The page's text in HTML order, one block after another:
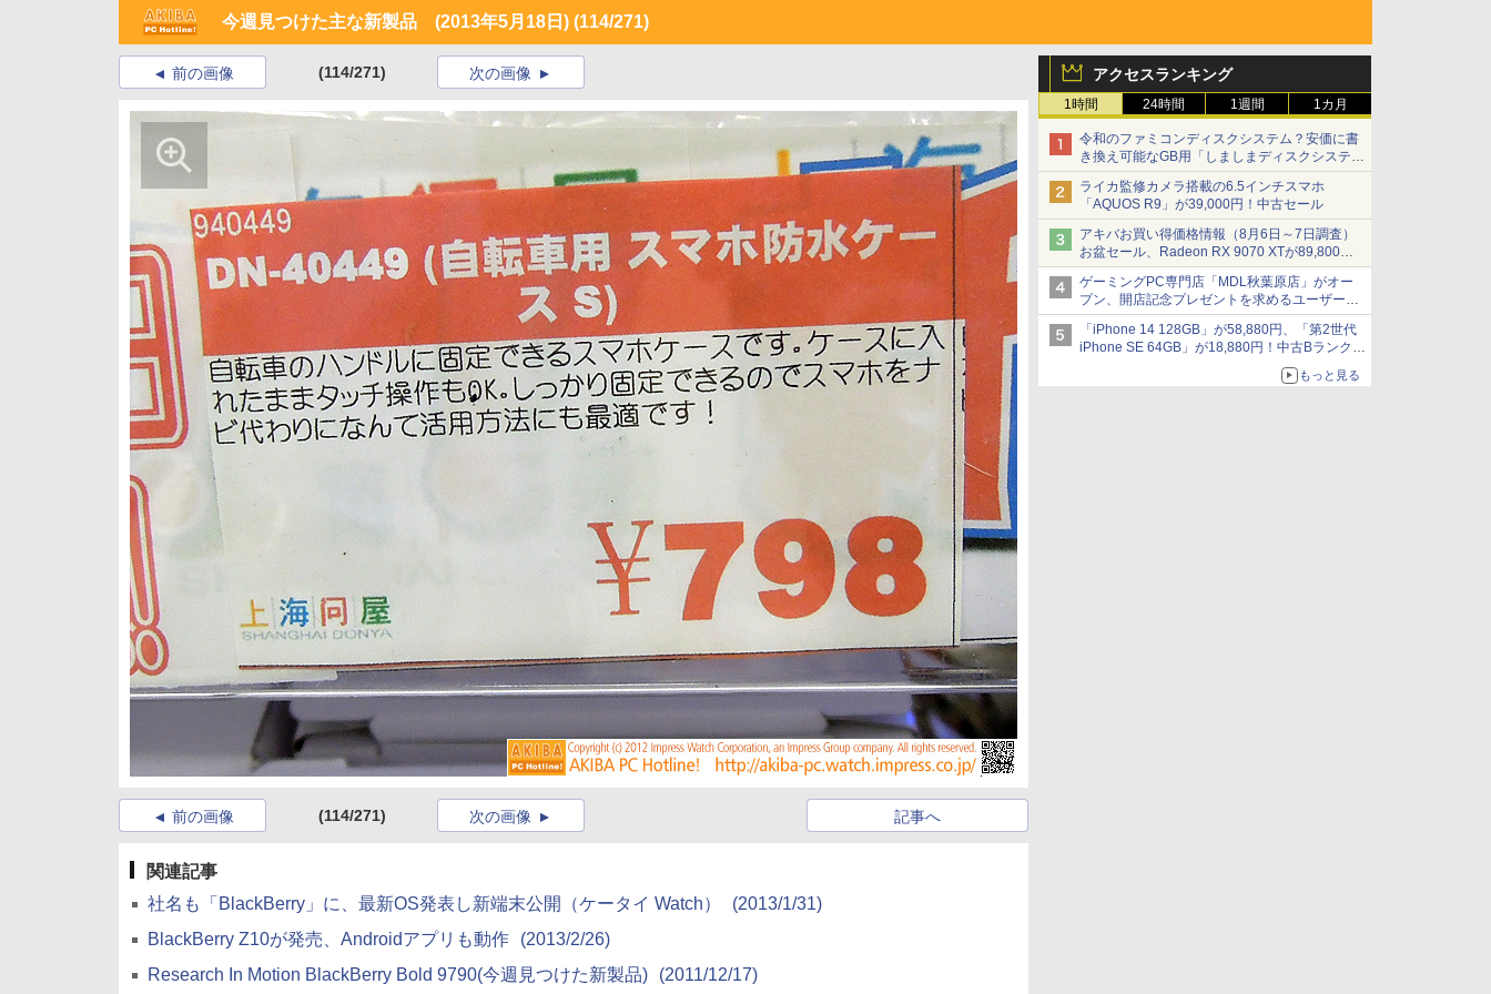
今週見つけた主な新製品 (2013年5月18日) (114/271)
アクセスランキング
1時間 24時間 1週間 1カ月
令和のファミコンディスクシステム？安価に書
き換え可能なGB用「しましまディスクシステ
ム」
ライカ監修カメラ搭載の6.5インチスマホ
「AQUOS R9」が39,000円！中古セール
アキバお買い得価格情報（8月6日～7日調査）
お盆セール、Radeon RX 9070 XTが89,800
円、水平周波数24.8kHz対応の17型モニターが
9,801円、暑さ指数連動セール ほか
ゲーミングPC専門店「MDL秋葉原店」がオー
プン、開店記念プレゼントを求めるユーザーが
押し寄せ長蛇の列に
「iPhone 14 128GB」が58,880円、「第2世代
iPhone SE 64GB」が18,880円！中古Bランク品
もっと見る
前の画像 (114/271) 次の画像
前の画像 (114/271) 記事へ
次の画像
関連記事
社名も「BlackBerry」に、最新OS発表し新端末公開（ケータイ Watch）
(2013/1/31)
BlackBerry Z10が発売、Androidアプリも動作
(2013/2/26)
Research In Motion BlackBerry Bold 9790(今週見つけた新製品)
(2011/12/17)